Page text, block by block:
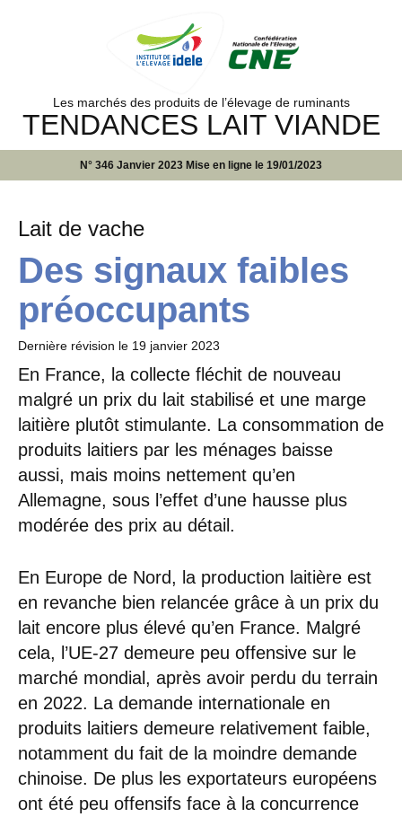
Les marchés des produits de l’élevage de ruminants
TENDANCES LAIT VIANDE
N° 346 Janvier 2023 Mise en ligne le 19/01/2023
Lait de vache
Des signaux faibles
préoccupants
Dernière révision le 19 janvier 2023
En France, la collecte fléchit de nouveau
malgré un prix du lait stabilisé et une marge
laitière plutôt stimulante. La consommation de
produits laitiers par les ménages baisse
aussi, mais moins nettement qu’en
Allemagne, sous l’effet d’une hausse plus
modérée des prix au détail.
En Europe de Nord, la production laitière est
en revanche bien relancée grâce à un prix du
lait encore plus élevé qu’en France. Malgré
cela, l’UE-27 demeure peu offensive sur le
marché mondial, après avoir perdu du terrain
en 2022. La demande internationale en
produits laitiers demeure relativement faible,
notamment du fait de la moindre demande
chinoise. De plus les exportateurs européens
ont été peu offensifs face à la concurrence